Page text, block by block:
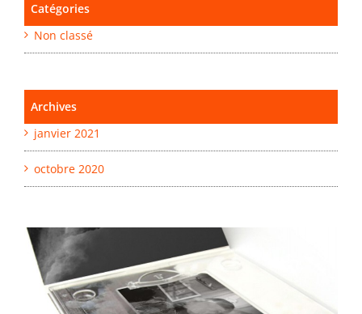
La nouvelle carte USB
Digipack arrive
Catégories
Non classé
Archives
janvier 2021
octobre 2020